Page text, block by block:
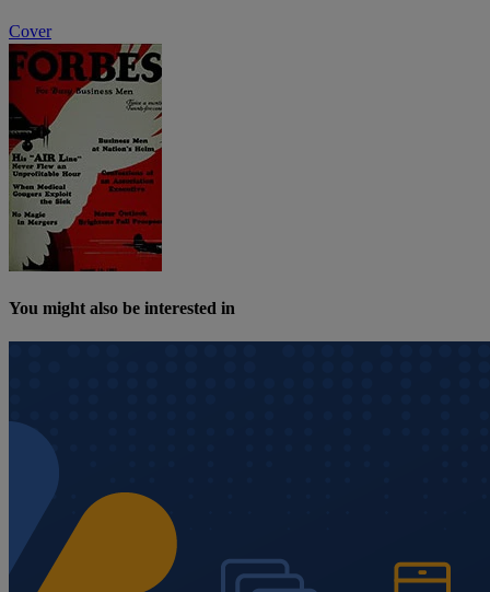
Cover
You might also be interested in